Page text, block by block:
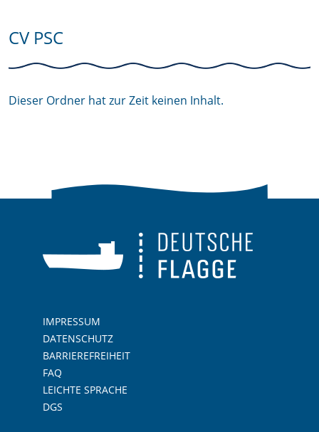
CV PSC
Dieser Ordner hat zur Zeit keinen Inhalt.
IMPRESSUM
DATENSCHUTZ
BARRIEREFREIHEIT
FAQ
LEICHTE SPRACHE
DGS